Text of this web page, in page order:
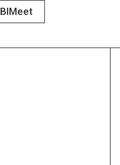
BIMeet